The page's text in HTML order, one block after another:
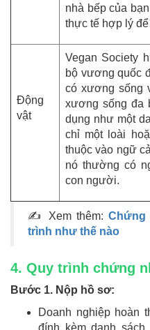
nhà bếp của
thực tế hợp lý
Động
vật
Vegan Society
bộ vương quốc
có xương sống
xương sống đa
dụng như một
chỉ một loài
thuộc vào ngữ
nó thường có
con người.
✍ Xem thêm:
trình như thế nào
4. Quy trình chứng
Bước 1. Nộp hồ sơ:
Doanh nghiệp hoàn